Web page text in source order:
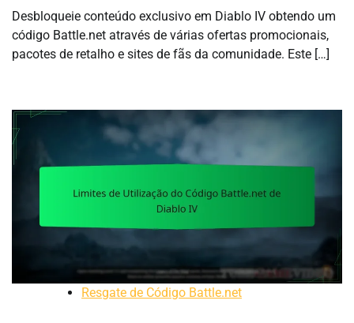
Desbloqueie conteúdo exclusivo em Diablo IV obtendo um
código Battle.net através de várias ofertas promocionais,
pacotes de retalho e sites de fãs da comunidade. Este […]
Resgate de Código Battle.net